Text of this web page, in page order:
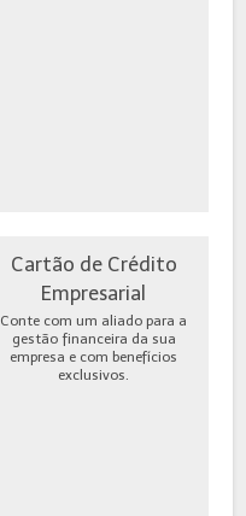
Cartão de Crédito
Empresarial
Conte com um aliado para a
gestão financeira da sua
empresa e com benefícios
exclusivos.